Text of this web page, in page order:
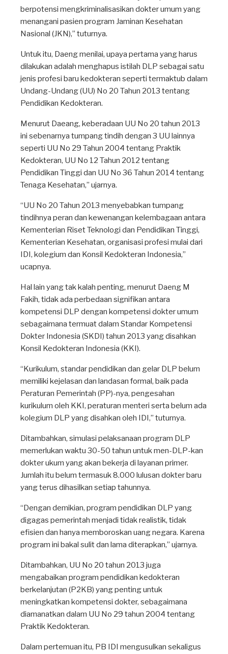
berpotensi mengkriminalisasikan dokter umum yang
menangani pasien program Jaminan Kesehatan
Nasional (JKN),” tuturnya.
Untuk itu, Daeng menilai, upaya pertama yang harus
dilakukan adalah menghapus istilah DLP sebagai satu
jenis profesi baru kedokteran seperti termaktub dalam
Undang-Undang (UU) No 20 Tahun 2013 tentang
Pendidikan Kedokteran.
Menurut Daeang, keberadaan UU No 20 tahun 2013
ini sebenarnya tumpang tindih dengan 3 UU lainnya
seperti UU No 29 Tahun 2004 tentang Praktik
Kedokteran, UU No 12 Tahun 2012 tentang
Pendidikan Tinggi dan UU No 36 Tahun 2014 tentang
Tenaga Kesehatan,” ujarnya.
“UU No 20 Tahun 2013 menyebabkan tumpang
tindihnya peran dan kewenangan kelembagaan antara
Kementerian Riset Teknologi dan Pendidikan Tinggi,
Kementerian Kesehatan, organisasi profesi mulai dari
IDI, kolegium dan Konsil Kedokteran Indonesia,”
ucapnya.
Hal lain yang tak kalah penting, menurut Daeng M
Fakih, tidak ada perbedaan signifikan antara
kompetensi DLP dengan kompetensi dokter umum
sebagaimana termuat dalam Standar Kompetensi
Dokter Indonesia (SKDI) tahun 2013 yang disahkan
Konsil Kedokteran Indonesia (KKI).
“Kurikulum, standar pendidikan dan gelar DLP belum
memiliki kejelasan dan landasan formal, baik pada
Peraturan Pemerintah (PP)-nya, pengesahan
kurikulum oleh KKI, peraturan menteri serta belum ada
kolegium DLP yang disahkan oleh IDI,” tuturnya.
Ditambahkan, simulasi pelaksanaan program DLP
memerlukan waktu 30-50 tahun untuk men-DLP-kan
dokter ukum yang akan bekerja di layanan primer.
Jumlah itu belum termasuk 8.000 lulusan dokter baru
yang terus dihasilkan setiap tahunnya.
“Dengan demikian, program pendidikan DLP yang
digagas pemerintah menjadi tidak realistik, tidak
efisien dan hanya memboroskan uang negara. Karena
program ini bakal sulit dan lama diterapkan,” ujarnya.
Ditambahkan, UU No 20 tahun 2013 juga
mengabaikan program pendidikan kedokteran
berkelanjutan (P2KB) yang penting untuk
meningkatkan kompetensi dokter, sebagaimana
diamanatkan dalam UU No 29 tahun 2004 tentang
Praktik Kedokteran.
Dalam pertemuan itu, PB IDI mengusulkan sekaligus